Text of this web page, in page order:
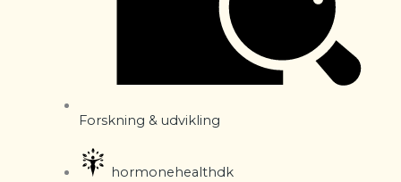
Forskning & udvikling
hormonehealthdk